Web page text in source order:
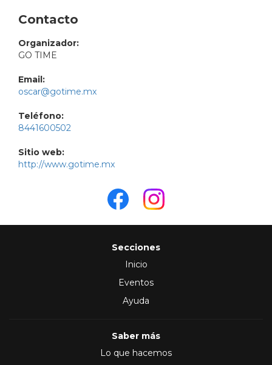
Contacto
Organizador:
GO TIME
Email:
oscar@gotime.mx
Teléfono:
8441600502
Sitio web:
http://www.gotime.mx
Secciones
Inicio
Eventos
Ayuda
Saber más
Lo que hacemos